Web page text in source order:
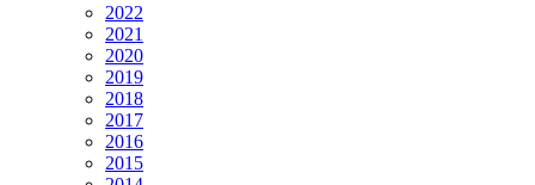
2022
2021
2020
2019
2018
2017
2016
2015